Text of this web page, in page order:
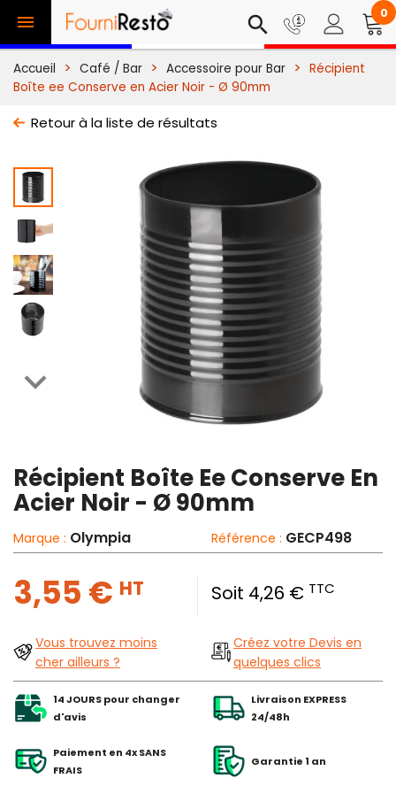
 search 0
Accueil Café / Bar Accessoire pour Bar
Récipient
Boîte ee Conserve en Acier Noir - Ø 90mm
Retour à la liste de résultats

Récipient Boîte Ee Conserve En
Acier Noir - Ø 90mm
Marque : Olympia Référence : GECP498
3,55 € HT Soit 4,26 € TTC
Vous trouvez moins
cher ailleurs ?
Créez votre Devis en
quelques clics
14 JOURS pour changer
d'avis
Livraison EXPRESS
24/48h
Paiement en 4x SANS
FRAIS
Garantie 1 an